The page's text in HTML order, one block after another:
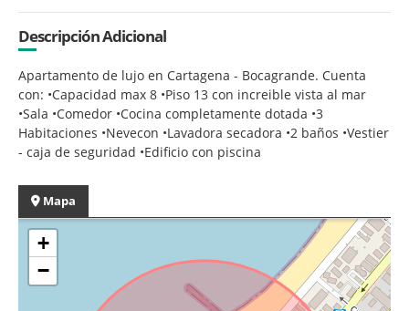
Descripción Adicional
Apartamento de lujo en Cartagena - Bocagrande. Cuenta
con: •Capacidad max 8 •Piso 13 con increible vista al mar
•Sala •Comedor •Cocina completamente dotada •3
Habitaciones •Nevecon •Lavadora secadora •2 baños •Vestier
- caja de seguridad •Edificio con piscina
Mapa
+
−